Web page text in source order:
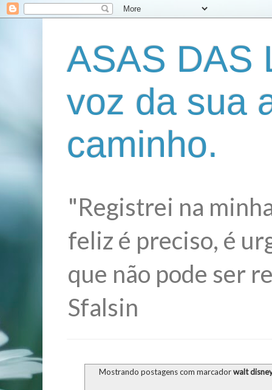
ASAS DAS
voz da sua
caminho.
"Registrei na
feliz é preciso, é
que não pode ser
Sfalsin
Mostrando postagens com marcadorwalt